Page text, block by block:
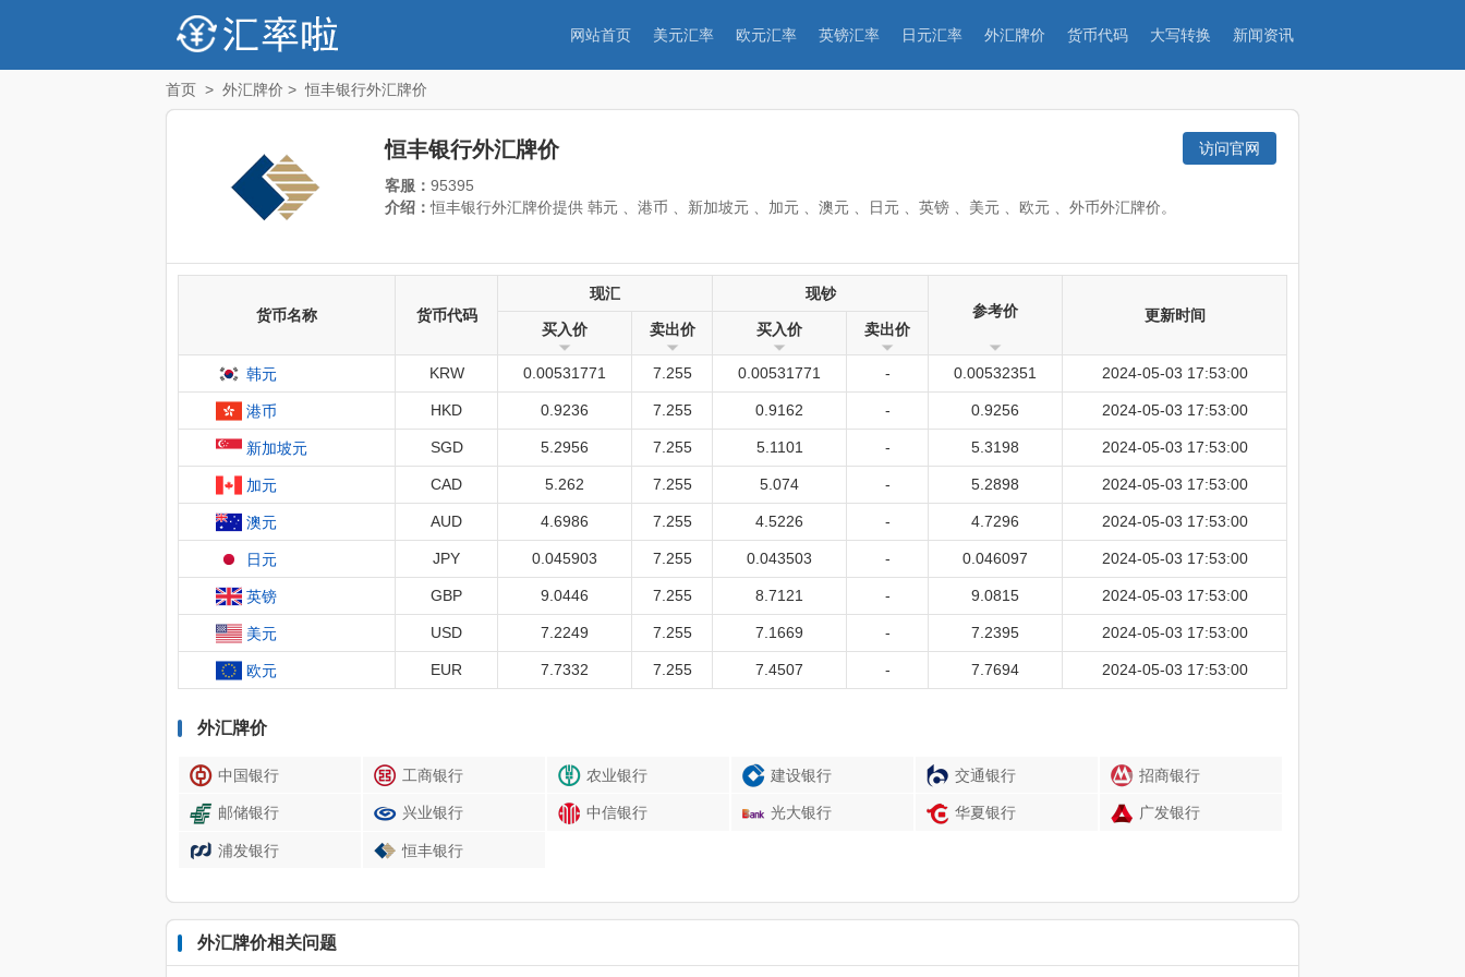
网站首页 美元汇率 欧元汇率 英镑汇率 日元汇率 外汇牌价 货币代码 大写转换 新闻资讯
首页 > 外汇牌价 > 恒丰银行外汇牌价
恒丰银行外汇牌价
客服： 95395
介绍：恒丰银行外汇牌价提供 韩元 、港币 、新加坡元 、加元 、澳元 、日元 、英镑 、美元 、欧元 、外币外汇牌价。
访问官网
货币名称 货币代码
现汇
现钞
参考价
更新时间
买入价
卖出价 买入价 卖出价
韩元 KRW 0.00531771 7.255 0.00531771 - 0.00532351 2024-05-03 17:53:00
港币 HKD 0.9236 7.255 0.9162 - 0.9256 2024-05-03 17:53:00
新加坡元 SGD 5.2956 7.255 5.1101 - 5.3198 2024-05-03 17:53:00
加元 CAD 5.262 7.255 5.074 - 5.2898 2024-05-03 17:53:00
澳元 AUD 4.6986 7.255 4.5226 - 4.7296 2024-05-03 17:53:00
日元 JPY 0.045903 7.255 0.043503 - 0.046097 2024-05-03 17:53:00
英镑 GBP 9.0446 7.255 8.7121 - 9.0815 2024-05-03 17:53:00
美元 USD 7.2249 7.255 7.1669 - 7.2395 2024-05-03 17:53:00
欧元 EUR 7.7332 7.255 7.4507 - 7.7694 2024-05-03 17:53:00
外汇牌价
中国银行 工商银行 农业银行 建设银行 交通银行 招商银行
邮储银行 兴业银行 中信银行 光大银行 华夏银行 广发银行
浦发银行 恒丰银行
外汇牌价相关问题